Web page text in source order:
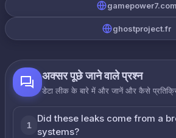
gamepower7.com
ghostproject.fr
अक्सर पूछे जाने वाले प्रश्न
डेटा लीक के बारे में और जानें और कैसे
1
Did these leaks come from a
systems?